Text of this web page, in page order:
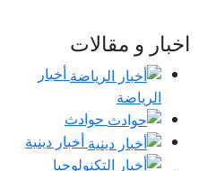
اخبار و مقالات
أخبار
الرياضة
حوادث
أخبار دينية